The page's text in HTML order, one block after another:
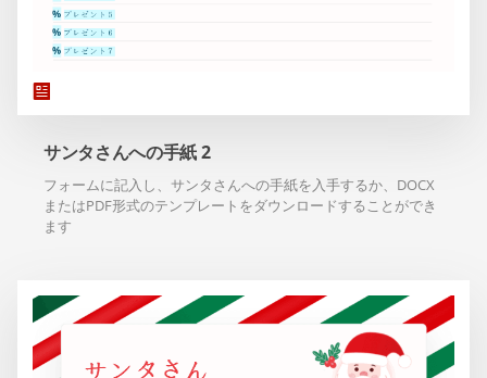
サンタさんへの手紙 2
フォームに記入し、サンタさんへの手紙を入手するか、DOCX
またはPDF形式のテンプレートをダウンロードすることができ
ます